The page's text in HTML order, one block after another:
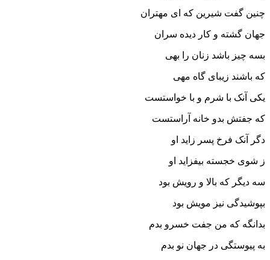
چنین گفت شیرین که اى مهتران
جهان گشته و کار دیده سران‏
بسه چیز باشد زنان را بهى
که باشند زیباى گاه مهى‏
یکى آنک با شرم و با خواستست
که جفتش بدو خانه آراستست‏
دگر آنک فرخ پسر زاید او
ز شوى خجسته بیفزاید او
سه دیگر که بالا و رویش بود
بپوشیدگى نیز مویش بود
بدانگه که من جفت خسرو بدم
به پیوستگى در جهان نو بدم‏